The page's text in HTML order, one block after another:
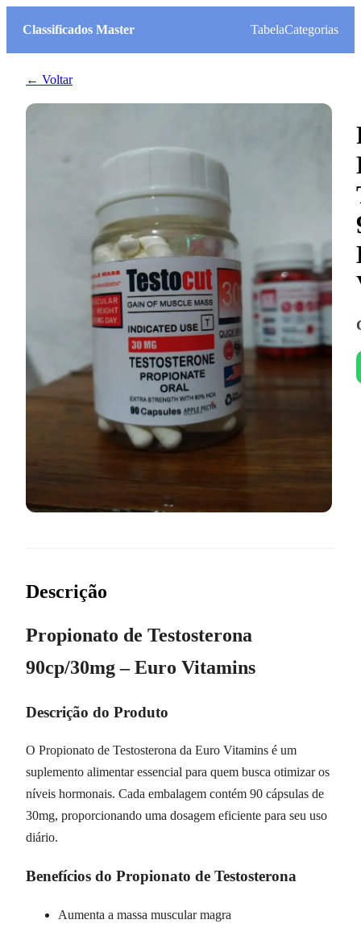
Classificados Master TabelaCategorias
← Voltar
Descrição
Propionato de Testosterona
90cp/30mg – Euro Vitamins
Descrição do Produto
O Propionato de Testosterona da Euro Vitamins é um
suplemento alimentar essencial para quem busca otimizar os
níveis hormonais. Cada embalagem contém 90 cápsulas de
30mg, proporcionando uma dosagem eficiente para seu uso
diário.
Benefícios do Propionato de Testosterona
Aumenta a massa muscular magra